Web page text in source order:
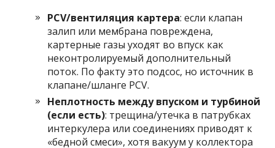
PCV/вентиляция картера: если клапан
залип или мембрана повреждена,
картерные газы уходят во впуск как
неконтролируемый дополнительный
поток. По факту это подсос, но источник в
клапане/шланге PCV.
Неплотность между впуском и турбиной
(если есть): трещина/утечка в патрубках
интеркулера или соединениях приводят к
«бедной смеси», хотя вакуум у коллектора